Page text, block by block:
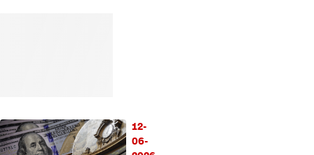
12-
06-